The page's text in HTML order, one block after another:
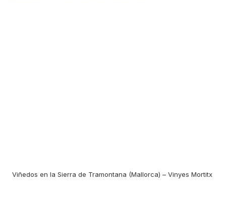
Viñedos en la Sierra de Tramontana (Mallorca) – Vinyes Mortitx